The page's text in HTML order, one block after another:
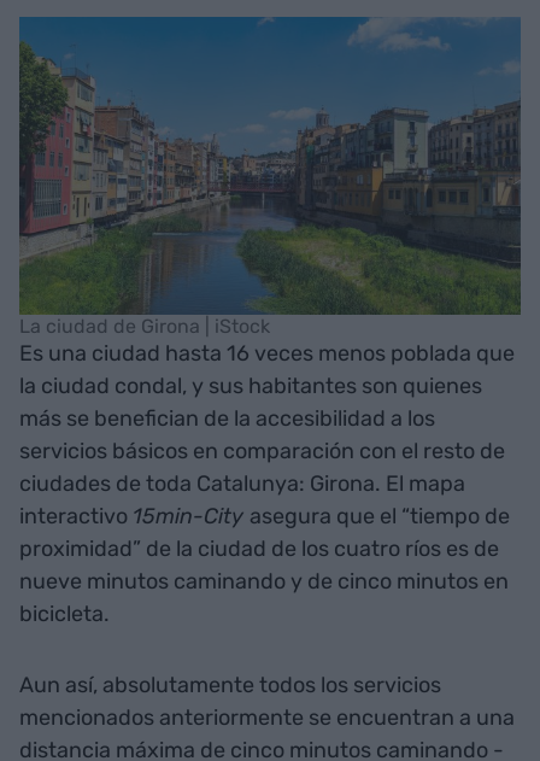
La ciudad de Girona | iStock
Es una ciudad hasta 16 veces menos poblada que
la ciudad condal, y sus habitantes son quienes
más se benefician de la accesibilidad a los
servicios básicos en comparación con el resto de
ciudades de toda Catalunya: Girona. El mapa
interactivo 15min-City asegura que el “tiempo de
proximidad” de la ciudad de los cuatro ríos es de
nueve minutos caminando y de cinco minutos en
bicicleta.
Aun así, absolutamente todos los servicios
mencionados anteriormente se encuentran a una
distancia máxima de cinco minutos caminando -